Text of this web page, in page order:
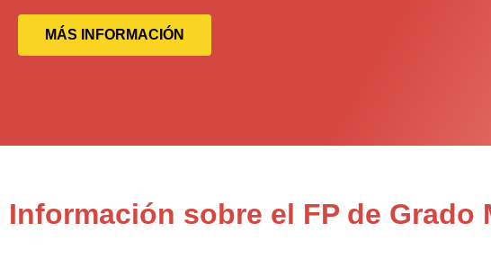
MÁS INFORMACIÓN
Información sobre el FP de Grado